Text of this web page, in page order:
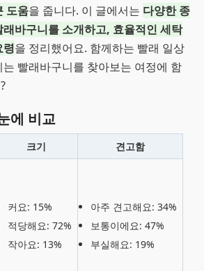
도움을 줍니다. 이 글에서는 다양한 종
바구니를 소개하고, 효율적인 세탁
령을 정리했어요. 함께하는 빨래 일상
빨래바구니를 찾아보는 여정에 함
에 비교
크기 견고함
커요: 15%
적당해요: 72%
작아요: 13%
아주 견고해요: 34%
보통이에요: 47%
부실해요: 19%